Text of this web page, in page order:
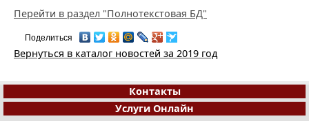
Перейти в раздел "Полнотекстовая БД"
Поделиться
Вернуться в каталог новостей за 2019 год
Контакты
Услуги Онлайн